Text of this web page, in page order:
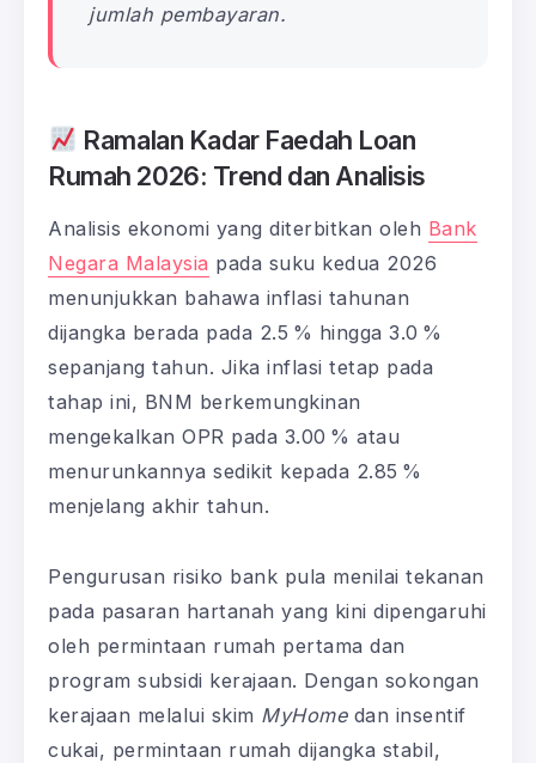
jumlah pembayaran.
Ramalan Kadar Faedah Loan
Rumah 2026: Trend dan Analisis
Analisis ekonomi yang diterbitkan oleh Bank
Negara Malaysia pada suku kedua 2026
menunjukkan bahawa inflasi tahunan
dijangka berada pada 2.5 % hingga 3.0 %
sepanjang tahun. Jika inflasi tetap pada
tahap ini, BNM berkemungkinan
mengekalkan OPR pada 3.00 % atau
menurunkannya sedikit kepada 2.85 %
menjelang akhir tahun.
Pengurusan risiko bank pula menilai tekanan
pada pasaran hartanah yang kini dipengaruhi
oleh permintaan rumah pertama dan
program subsidi kerajaan. Dengan sokongan
kerajaan melalui skim MyHomedan insentif
cukai, permintaan rumah dijangka stabil,